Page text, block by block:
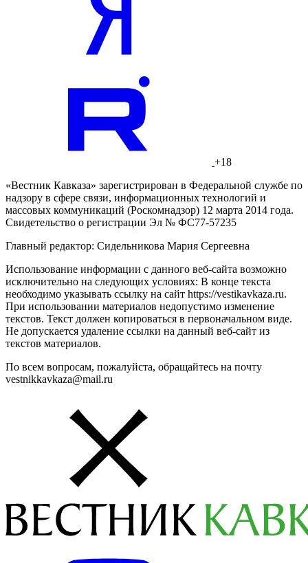
+18
«Вестник Кавказа» зарегистрирован в Федеральной службе по
надзору в сфере связи, информационных технологий и
массовых коммуникаций (Роскомнадзор) 12 марта 2014 года.
Свидетельство о регистрации Эл № ФС77-57235
Главный редактор: Сидельникова Мария Сергеевна
Использование информации с данного веб-сайта возможно
исключительно на следующих условиях: В конце текста
необходимо указывать ссылку на сайт https://vestikavkaza.ru.
При использовании материалов недопустимо изменение
текстов. Текст должен копироваться в первоначальном виде.
Не допускается удаление ссылки на данный веб-сайт из
текстов материалов.
По всем вопросам, пожалуйста, обращайтесь на почту
vestnikkavkaza@mail.ru